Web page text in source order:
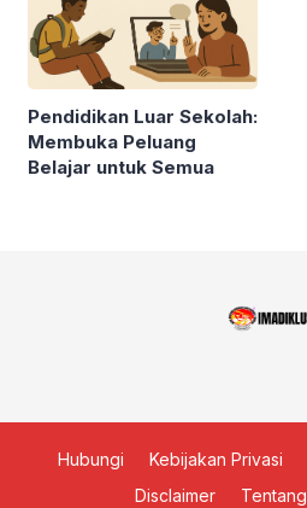
Pendidikan Luar Sekolah:
Membuka Peluang
Belajar untuk Semua
Hubungi Kebijakan Privasi
Disclaimer
Tentang